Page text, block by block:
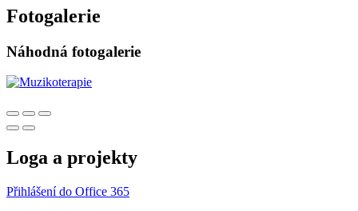
Fotogalerie
Náhodná fotogalerie
Loga a projekty
Přihlášení do Office 365